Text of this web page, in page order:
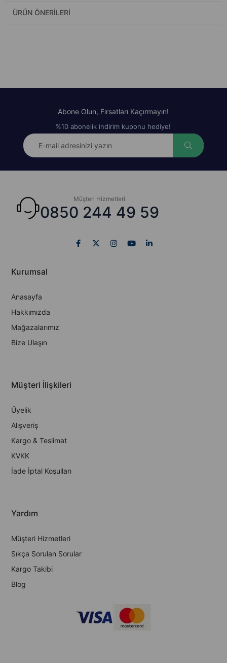
ÜRÜN ÖNERILERI
Abone Olun, Fırsatları Kaçırmayın!
%10 abonelik indirim kuponu hediye!
Müşteri Hizmetleri
0850 244 49 59
Kurumsal
Anasayfa
Hakkımızda
Mağazalarımız
Bize Ulaşın
Müşteri İlişkileri
Üyelik
Alışveriş
Kargo & Teslimat
KVKK
İade İptal Koşulları
Yardım
Müşteri Hizmetleri
Sıkça Sorulan Sorular
Kargo Takibi
Blog